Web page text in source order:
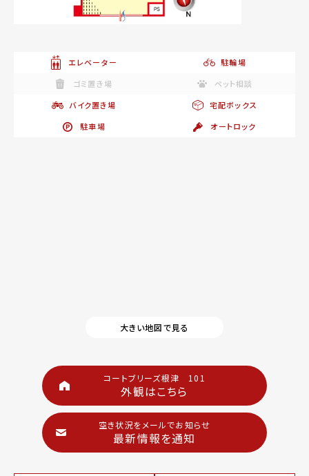
エレベーター
駐輪場
ゴミ置き場
ペット相談
バイク置き場
宅配ボックス
駐車場
オートロック
大きい地図で見る
コートブリーズ根津 101
外観はこちら
空き状況をメールでお知らせ
最新情報を通知